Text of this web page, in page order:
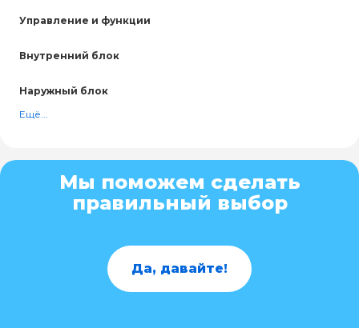
Управление и функции
Внутренний блок
Наружный блок
Ещё...
Мы поможем сделать
правильный выбор
Да, давайте!